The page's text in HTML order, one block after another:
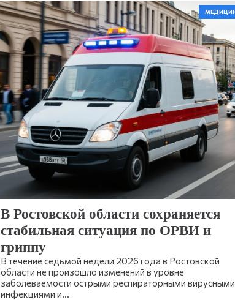
В Ростовской области сохраняется
стабильная ситуация по ОРВИ и
гриппу
В течение седьмой недели 2026 года в Ростовской
области не произошло изменений в уровне
заболеваемости острыми респираторными вирусными
инфекциями и…